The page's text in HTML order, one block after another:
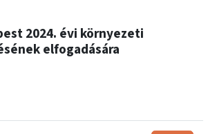
2024. évi környezeti
elfogadására